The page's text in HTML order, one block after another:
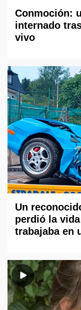
Conmoción:
internado
vivo
Un
perdió la
trabajaba en